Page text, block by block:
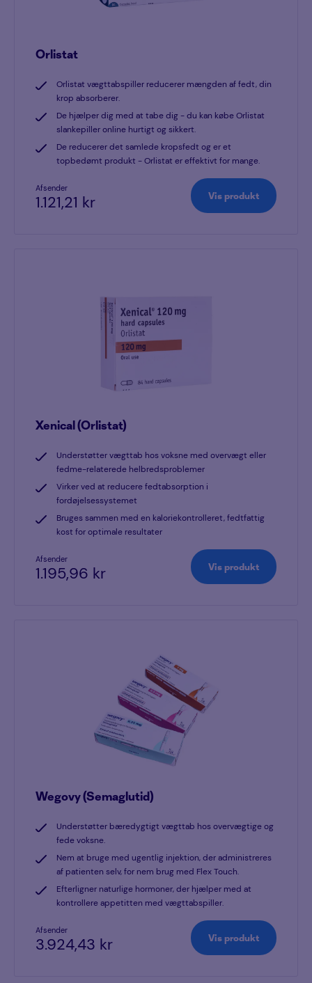
Orlistat
Orlistat vægttabspiller reducerer mængden af ​​fedt, din
krop absorberer.
De hjælper dig med at tabe dig - du kan købe Orlistat
slankepiller online hurtigt og sikkert.
De reducerer det samlede kropsfedt og er et
topbedømt produkt - Orlistat er effektivt for mange.
Afsender
1.121,21 kr Vis produkt
Xenical (Orlistat)
Understøtter vægttab hos voksne med overvægt eller
fedme-relaterede helbredsproblemer
Virker ved at reducere fedtabsorption i
fordøjelsessystemet
Bruges sammen med en kaloriekontrolleret, fedtfattig
kost for optimale resultater
Afsender
1.195,96 kr Vis produkt
Wegovy (Semaglutid)
Understøtter bæredygtigt vægttab hos overvægtige og
fede voksne.
Nem at bruge med ugentlig injektion, der administreres
af patienten selv, for nem brug med Flex Touch.
Efterligner naturlige hormoner, der hjælper med at
kontrollere appetitten med vægttabspiller.
Afsender
3.924,43 kr Vis produkt